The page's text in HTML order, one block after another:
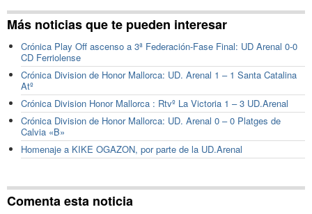
Más noticias que te pueden interesar
Crónica Play Off ascenso a 3ª Federación-Fase Final: UD Arenal 0-0
CD Ferriolense
Crónica Division de Honor Mallorca: UD. Arenal 1 – 1 Santa Catalina
Atº
Crónica Division Honor Mallorca : Rtvº La Victoria 1 – 3 UD.Arenal
Crónica Division de Honor Mallorca: UD. Arenal 0 – 0 Platges de
Calvia «B»
Homenaje a KIKE OGAZON, por parte de la UD.Arenal
Comenta esta noticia